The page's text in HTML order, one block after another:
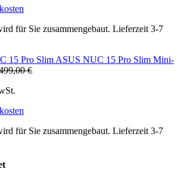
für Sie zusammengebaut. Lieferzeit 3-7
ASUS NUC 15 Pro Slim Mini-
€
für Sie zusammengebaut. Lieferzeit 3-7